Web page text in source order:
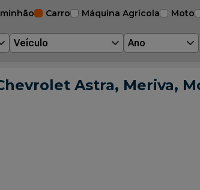
Carro Máquina Agrícola Moto
Veículo Ano
Astra, Meriva,